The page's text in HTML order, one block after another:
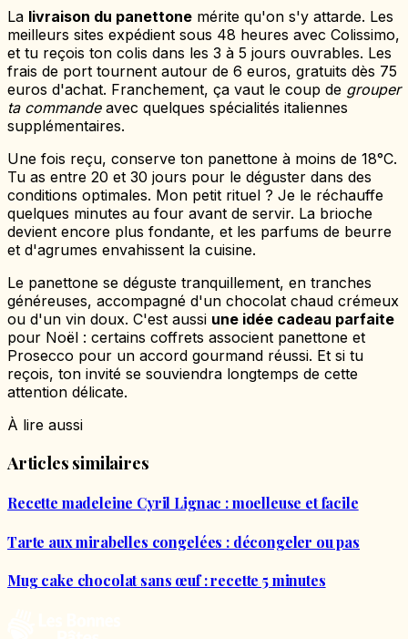
La livraison du panettone mérite qu'on s'y attarde. Les
meilleurs sites expédient sous 48 heures avec Colissimo,
et tu reçois ton colis dans les 3 à 5 jours ouvrables. Les
frais de port tournent autour de 6 euros, gratuits dès 75
euros d'achat. Franchement, ça vaut le coup de grouper
ta commandeavec quelques spécialités italiennes
supplémentaires.
Une fois reçu, conserve ton panettone à moins de 18°C.
Tu as entre 20 et 30 jours pour le déguster dans des
conditions optimales. Mon petit rituel ? Je le réchauffe
quelques minutes au four avant de servir. La brioche
devient encore plus fondante, et les parfums de beurre
et d'agrumes envahissent la cuisine.
Le panettone se déguste tranquillement, en tranches
généreuses, accompagné d'un chocolat chaud crémeux
ou d'un vin doux. C'est aussi une idée cadeau parfaite
pour Noël : certains coffrets associent panettone et
Prosecco pour un accord gourmand réussi. Et si tu
reçois, ton invité se souviendra longtemps de cette
attention délicate.
À lire aussi
Articles similaires
Recette madeleine Cyril Lignac : moelleuse et facile
Tarte aux mirabelles congelées : décongeler ou pas
Mug cake chocolat sans œuf : recette 5 minutes